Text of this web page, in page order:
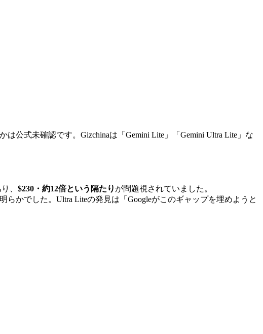
公式未確認です。Gizchinaは「Gemini Lite」「Gemini Ultra Lite」な
、 $230・約12倍という隔たり が問題視されていました。
らかでした。Ultra Liteの発見は「Googleがこのギャップを埋めようと